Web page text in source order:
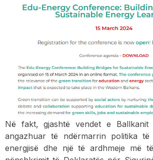
Në fakt, gjashtë vendet e Ballkanit
angazhuar të ndërmarrin politika të
energjisë dhe një të ardhmeje më